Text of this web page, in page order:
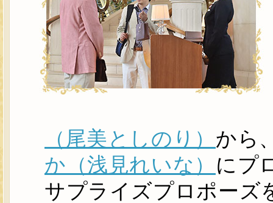
（尾美としのり） から
か（浅見れいな） にプ
サプライズプロポーズ